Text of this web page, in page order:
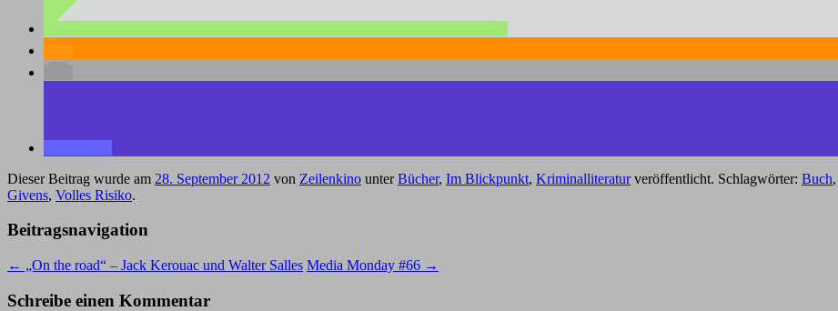
Dieser Beitrag wurde am 28. September 2012 von Zeilenkino unterBücher, Im Blickpunkt, Kriminalliteraturveröffentlicht. Schlagwörter: Buch,
Givens, Volles Risiko.
Beitragsnavigation
← „On the road“ – Jack Kerouac und Walter Salles Media Monday #66 →
Schreibe einen Kommentar